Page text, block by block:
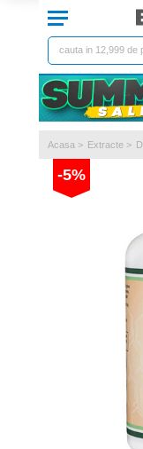
Acasa > Extracte >
-5%